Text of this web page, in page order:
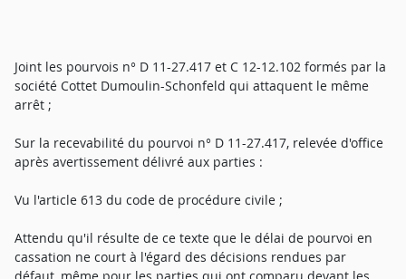
Joint les pourvois n° D 11-27.417 et C 12-12.102 formés par la
société Cottet Dumoulin-Schonfeld qui attaquent le même
arrêt ;
Sur la recevabilité du pourvoi n° D 11-27.417, relevée d'office
après avertissement délivré aux parties :
Vu l'article 613 du code de procédure civile ;
Attendu qu'il résulte de ce texte que le délai de pourvoi en
cassation ne court à l'égard des décisions rendues par